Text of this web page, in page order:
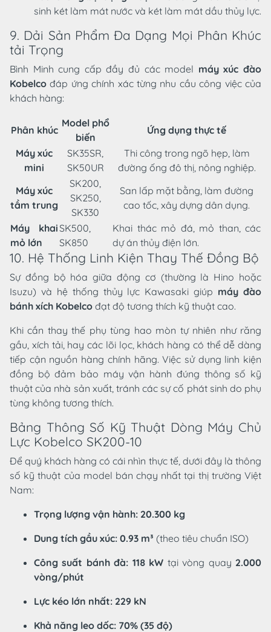
sinh két làm mát nước và két làm mát dầu thủy lực.
9. Dải Sản Phẩm Đa Dạng Mọi Phân Khúc
tải Trọng
Bình Minh cung cấp đầy đủ các model máy xúc đào
Kobelco đáp ứng chính xác từng nhu cầu công việc của
khách hàng:
Phân khúc
Model phổ
biến
Ứng dụng thực tế
Máy xúc
mini
SK35SR,
SK50UR
Thi công trong ngõ hẹp, làm
đường ống đô thị, nông nghiệp.
Máy xúc
tầm trung
SK200,
SK250,
SK330
San lấp mặt bằng, làm đường
cao tốc, xây dựng dân dụng.
Máy khai
mỏ lớn
SK500,
SK850
Khai thác mỏ đá, mỏ than, các
dự án thủy điện lớn.
10. Hệ Thống Linh Kiện Thay Thế Đồng Bộ
Sự đồng bộ hóa giữa động cơ (thường là Hino hoặc
Isuzu) và hệ thống thủy lực Kawasaki giúp máy đào
bánh xích Kobelco đạt độ tương thích kỹ thuật cao.
Khi cần thay thế phụ tùng hao mòn tự nhiên như răng
gầu, xích tải, hay các lõi lọc, khách hàng có thể dễ dàng
tiếp cận nguồn hàng chính hãng. Việc sử dụng linh kiện
đồng bộ đảm bảo máy vận hành đúng thông số kỹ
thuật của nhà sản xuất, tránh các sự cố phát sinh do phụ
tùng không tương thích.
Bảng Thông Số Kỹ Thuật Dòng Máy Chủ
Lực Kobelco SK200-10
Để quý khách hàng có cái nhìn thực tế, dưới đây là thông
số kỹ thuật của model bán chạy nhất tại thị trường Việt
Nam:
Trọng lượng vận hành: 20.300 kg
Dung tích gầu xúc: 0.93 m³ (theo tiêu chuẩn ISO)
Công suất bánh đà: 118 kW tại vòng quay 2.000
vòng/phút
Lực kéo lớn nhất: 229 kN
Khả năng leo dốc: 70% (35 độ)